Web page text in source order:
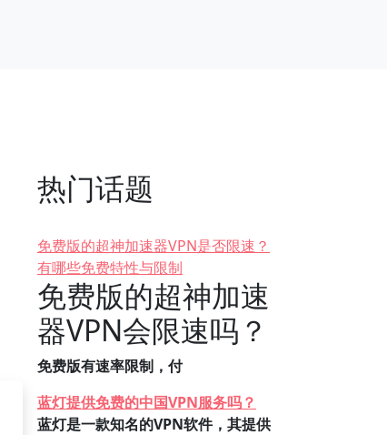
热门话题
免费版的超神加速器VPN是否限速？
有哪些免费特性与限制
免费版的超神加速
器VPN会限速吗？
免费版有速率限制，付
蓝灯提供免费的中国VPN服务吗？
蓝灯是一款知名的VPN软件，其提供